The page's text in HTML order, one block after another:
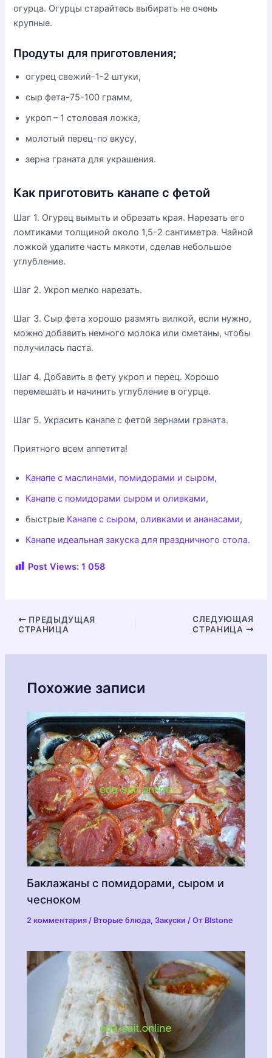
огурца. Огурцы старайтесь выбирать не очень
крупные.
Продуты для приготовления;
огурец свежий-1-2 штуки,
сыр фета-75-100 грамм,
укроп – 1 столовая ложка,
молотый перец-по вкусу,
зерна граната для украшения.
Как приготовить канапе с фетой
Шаг 1. Огурец вымыть и обрезать края. Нарезать его
ломтиками толщиной около 1,5-2 сантиметра. Чайной
ложкой удалите часть мякоти, сделав небольшое
углубление.
Шаг 2. Укроп мелко нарезать.
Шаг 3. Сыр фета хорошо размять вилкой, если нужно,
можно добавить немного молока или сметаны, чтобы
получилась паста.
Шаг 4. Добавить в фету укроп и перец. Хорошо
перемешать и начинить углубление в огурце.
Шаг 5. Украсить канапе с фетой зернами граната.
Приятного всем аппетита!
Канапе с маслинами, помидорами и сыром,
Канапе с помидорами сыром и оливками,
быстрые Канапе с сыром, оливками и ананасами,
Канапе идеальная закуска для праздничного стола.
Post Views: 1 058
НавигацияПРЕДЫДУЩАЯ
СТРАНИЦА
СЛЕДУЮЩАЯ
СТРАНИЦА
Похожие записи
Баклажаны с помидорами, сыром и
чесноком
2 комментария / Вторые блюда, Закуски / От Blstone